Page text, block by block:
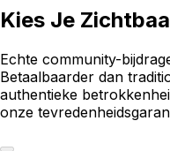
Kies Je
Echte community-
Betaalbaarder dan
authentieke
onze